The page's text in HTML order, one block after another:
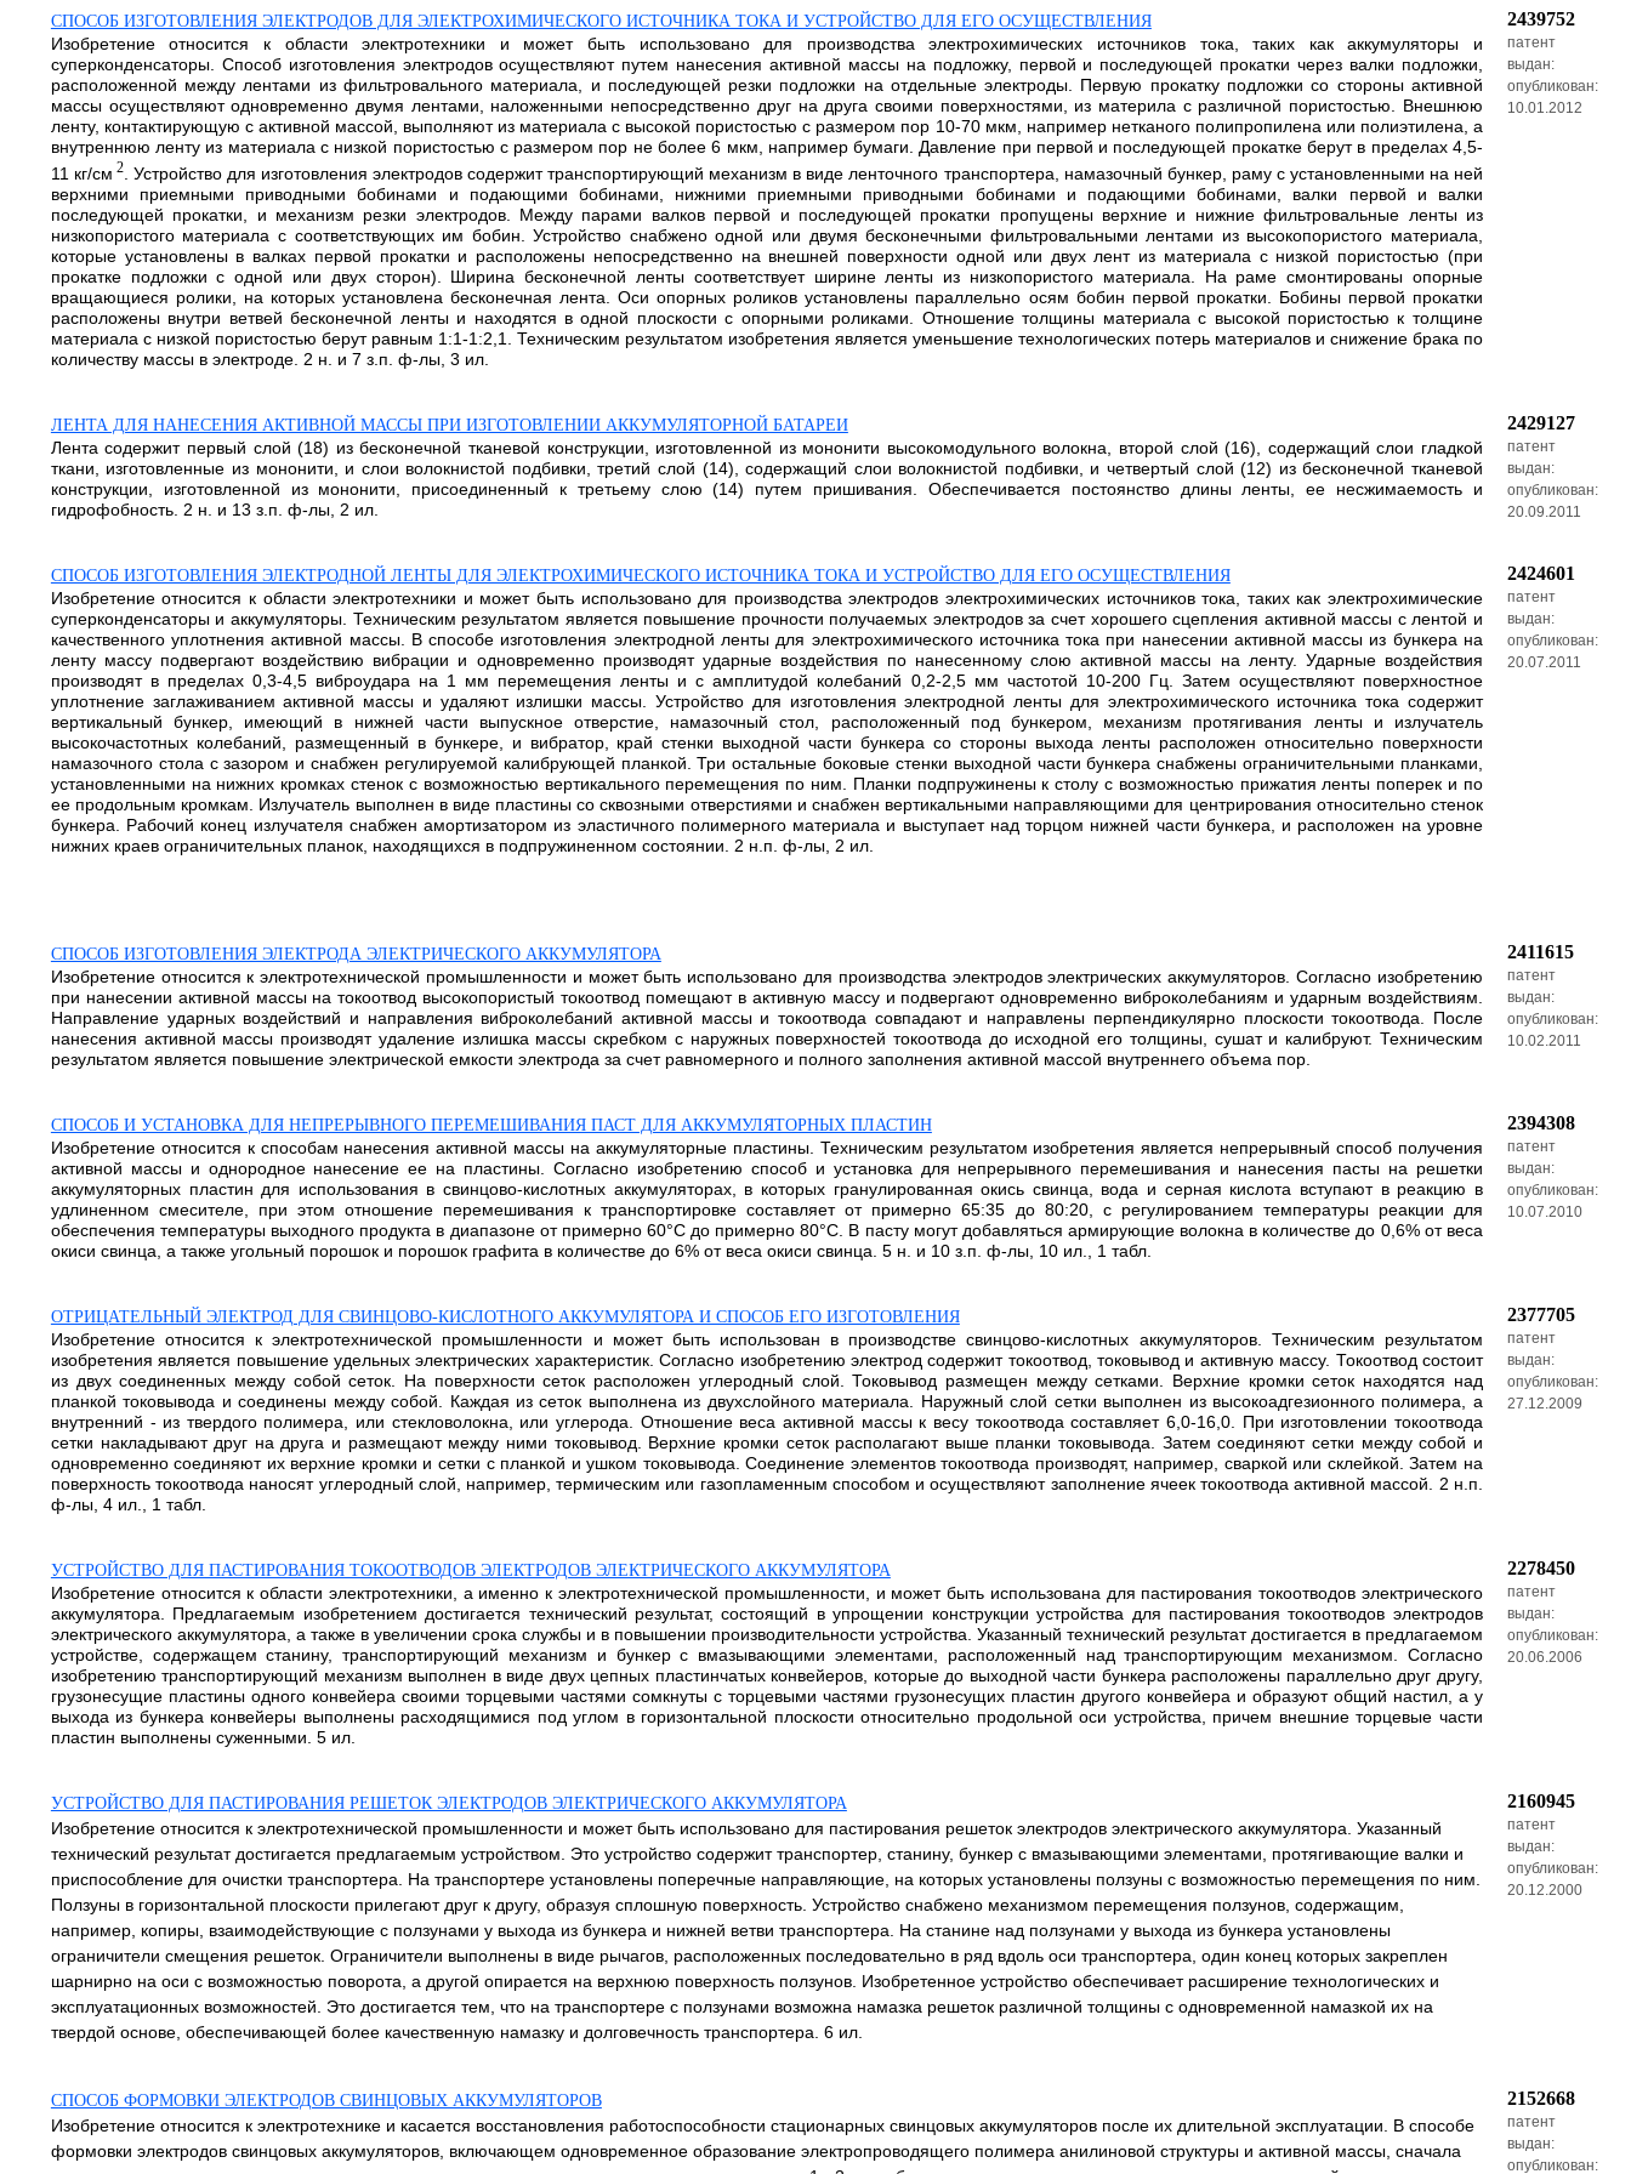
СПОСОБ ИЗГОТОВЛЕНИЯ ЭЛЕКТРОДОВ ДЛЯ ЭЛЕКТРОХИМИЧЕСКОГО ИСТОЧНИКА ТОКА И УСТРОЙСТВО ДЛЯ ЕГО ОСУЩЕСТВЛЕНИЯ
Изобретение относится к области электротехники и может быть использовано для производства электрохимических источников тока, таких как аккумуляторы и
суперконденсаторы. Способ изготовления электродов осуществляют путем нанесения активной массы на подложку, первой и последующей прокатки через валки подложки,
расположенной между лентами из фильтровального материала, и последующей резки подложки на отдельные электроды. Первую прокатку подложки со стороны активной
массы осуществляют одновременно двумя лентами, наложенными непосредственно друг на друга своими поверхностями, из материла с различной пористостью. Внешнюю
ленту, контактирующую с активной массой, выполняют из материала с высокой пористостью с размером пор 10-70 мкм, например нетканого полипропилена или полиэтилена, а
внутреннюю ленту из материала с низкой пористостью с размером пор не более 6 мкм, например бумаги. Давление при первой и последующей прокатке берут в пределах 4,5-
11 кг/см 2
. Устройство для изготовления электродов содержит транспортирующий механизм в виде ленточного транспортера, намазочный бункер, раму с установленными на ней
верхними приемными приводными бобинами и подающими бобинами, нижними приемными приводными бобинами и подающими бобинами, валки первой и валки
последующей прокатки, и механизм резки электродов. Между парами валков первой и последующей прокатки пропущены верхние и нижние фильтровальные ленты из
низкопористого материала с соответствующих им бобин. Устройство снабжено одной или двумя бесконечными фильтровальными лентами из высокопористого материала,
которые установлены в валках первой прокатки и расположены непосредственно на внешней поверхности одной или двух лент из материала с низкой пористостью (при
прокатке подложки с одной или двух сторон). Ширина бесконечной ленты соответствует ширине ленты из низкопористого материала. На раме смонтированы опорные
вращающиеся ролики, на которых установлена бесконечная лента. Оси опорных роликов установлены параллельно осям бобин первой прокатки. Бобины первой прокатки
расположены внутри ветвей бесконечной ленты и находятся в одной плоскости с опорными роликами. Отношение толщины материала с высокой пористостью к толщине
материала с низкой пористостью берут равным 1:1-1:2,1. Техническим результатом изобретения является уменьшение технологических потерь материалов и снижение брака по
количеству массы в электроде. 2 н. и 7 з.п. ф-лы, 3 ил.
2439752
патент
выдан:
опубликован:
10.01.2012
ЛЕНТА ДЛЯ НАНЕСЕНИЯ АКТИВНОЙ МАССЫ ПРИ ИЗГОТОВЛЕНИИ АККУМУЛЯТОРНОЙ БАТАРЕИ
Лента содержит первый слой (18) из бесконечной тканевой конструкции, изготовленной из мононити высокомодульного волокна, второй слой (16), содержащий слои гладкой
ткани, изготовленные из мононити, и слои волокнистой подбивки, третий слой (14), содержащий слои волокнистой подбивки, и четвертый слой (12) из бесконечной тканевой
конструкции, изготовленной из мононити, присоединенный к третьему слою (14) путем пришивания. Обеспечивается постоянство длины ленты, ее несжимаемость и
гидрофобность. 2 н. и 13 з.п. ф-лы, 2 ил.
2429127
патент
выдан:
опубликован:
20.09.2011
СПОСОБ ИЗГОТОВЛЕНИЯ ЭЛЕКТРОДНОЙ ЛЕНТЫ ДЛЯ ЭЛЕКТРОХИМИЧЕСКОГО ИСТОЧНИКА ТОКА И УСТРОЙСТВО ДЛЯ ЕГО ОСУЩЕСТВЛЕНИЯ
Изобретение относится к области электротехники и может быть использовано для производства электродов электрохимических источников тока, таких как электрохимические
суперконденсаторы и аккумуляторы. Техническим результатом является повышение прочности получаемых электродов за счет хорошего сцепления активной массы с лентой и
качественного уплотнения активной массы. В способе изготовления электродной ленты для электрохимического источника тока при нанесении активной массы из бункера на
ленту массу подвергают воздействию вибрации и одновременно производят ударные воздействия по нанесенному слою активной массы на ленту. Ударные воздействия
производят в пределах 0,3-4,5 виброудара на 1 мм перемещения ленты и с амплитудой колебаний 0,2-2,5 мм частотой 10-200 Гц. Затем осуществляют поверхностное
уплотнение заглаживанием активной массы и удаляют излишки массы. Устройство для изготовления электродной ленты для электрохимического источника тока содержит
вертикальный бункер, имеющий в нижней части выпускное отверстие, намазочный стол, расположенный под бункером, механизм протягивания ленты и излучатель
высокочастотных колебаний, размещенный в бункере, и вибратор, край стенки выходной части бункера со стороны выхода ленты расположен относительно поверхности
намазочного стола с зазором и снабжен регулируемой калибрующей планкой. Три остальные боковые стенки выходной части бункера снабжены ограничительными планками,
установленными на нижних кромках стенок с возможностью вертикального перемещения по ним. Планки подпружинены к столу с возможностью прижатия ленты поперек и по
ее продольным кромкам. Излучатель выполнен в виде пластины со сквозными отверстиями и снабжен вертикальными направляющими для центрирования относительно стенок
бункера. Рабочий конец излучателя снабжен амортизатором из эластичного полимерного материала и выступает над торцом нижней части бункера, и расположен на уровне
нижних краев ограничительных планок, находящихся в подпружиненном состоянии. 2 н.п. ф-лы, 2 ил.
2424601
патент
выдан:
опубликован:
20.07.2011
СПОСОБ ИЗГОТОВЛЕНИЯ ЭЛЕКТРОДА ЭЛЕКТРИЧЕСКОГО АККУМУЛЯТОРА
Изобретение относится к электротехнической промышленности и может быть использовано для производства электродов электрических аккумуляторов. Согласно изобретению
при нанесении активной массы на токоотвод высокопористый токоотвод помещают в активную массу и подвергают одновременно виброколебаниям и ударным воздействиям.
Направление ударных воздействий и направления виброколебаний активной массы и токоотвода совпадают и направлены перпендикулярно плоскости токоотвода. После
нанесения активной массы производят удаление излишка массы скребком с наружных поверхностей токоотвода до исходной его толщины, сушат и калибруют. Техническим
результатом является повышение электрической емкости электрода за счет равномерного и полного заполнения активной массой внутреннего объема пор.
2411615
патент
выдан:
опубликован:
10.02.2011
СПОСОБ И УСТАНОВКА ДЛЯ НЕПРЕРЫВНОГО ПЕРЕМЕШИВАНИЯ ПАСТ ДЛЯ АККУМУЛЯТОРНЫХ ПЛАСТИН
Изобретение относится к способам нанесения активной массы на аккумуляторные пластины. Техническим результатом изобретения является непрерывный способ получения
активной массы и однородное нанесение ее на пластины. Согласно изобретению способ и установка для непрерывного перемешивания и нанесения пасты на решетки
аккумуляторных пластин для использования в свинцово-кислотных аккумуляторах, в которых гранулированная окись свинца, вода и серная кислота вступают в реакцию в
удлиненном смесителе, при этом отношение перемешивания к транспортировке составляет от примерно 65:35 до 80:20, с регулированием температуры реакции для
обеспечения температуры выходного продукта в диапазоне от примерно 60°С до примерно 80°С. В пасту могут добавляться армирующие волокна в количестве до 0,6% от веса
окиси свинца, а также угольный порошок и порошок графита в количестве до 6% от веса окиси свинца. 5 н. и 10 з.п. ф-лы, 10 ил., 1 табл.
2394308
патент
выдан:
опубликован:
10.07.2010
ОТРИЦАТЕЛЬНЫЙ ЭЛЕКТРОД ДЛЯ СВИНЦОВО-КИСЛОТНОГО АККУМУЛЯТОРА И СПОСОБ ЕГО ИЗГОТОВЛЕНИЯ
Изобретение относится к электротехнической промышленности и может быть использован в производстве свинцово-кислотных аккумуляторов. Техническим результатом
изобретения является повышение удельных электрических характеристик. Согласно изобретению электрод содержит токоотвод, токовывод и активную массу. Токоотвод состоит
из двух соединенных между собой сеток. На поверхности сеток расположен углеродный слой. Токовывод размещен между сетками. Верхние кромки сеток находятся над
планкой токовывода и соединены между собой. Каждая из сеток выполнена из двухслойного материала. Наружный слой сетки выполнен из высокоадгезионного полимера, а
внутренний - из твердого полимера, или стекловолокна, или углерода. Отношение веса активной массы к весу токоотвода составляет 6,0-16,0. При изготовлении токоотвода
сетки накладывают друг на друга и размещают между ними токовывод. Верхние кромки сеток располагают выше планки токовывода. Затем соединяют сетки между собой и
одновременно соединяют их верхние кромки и сетки с планкой и ушком токовывода. Соединение элементов токоотвода производят, например, сваркой или склейкой. Затем на
поверхность токоотвода наносят углеродный слой, например, термическим или газопламенным способом и осуществляют заполнение ячеек токоотвода активной массой. 2 н.п.
ф-лы, 4 ил., 1 табл.
2377705
патент
выдан:
опубликован:
27.12.2009
УСТРОЙСТВО ДЛЯ ПАСТИРОВАНИЯ ТОКООТВОДОВ ЭЛЕКТРОДОВ ЭЛЕКТРИЧЕСКОГО АККУМУЛЯТОРА
Изобретение относится к области электротехники, а именно к электротехнической промышленности, и может быть использована для пастирования токоотводов электрического
аккумулятора. Предлагаемым изобретением достигается технический результат, состоящий в упрощении конструкции устройства для пастирования токоотводов электродов
электрического аккумулятора, а также в увеличении срока службы и в повышении производительности устройства. Указанный технический результат достигается в предлагаемом
устройстве, содержащем станину, транспортирующий механизм и бункер с вмазывающими элементами, расположенный над транспортирующим механизмом. Согласно
изобретению транспортирующий механизм выполнен в виде двух цепных пластинчатых конвейеров, которые до выходной части бункера расположены параллельно друг другу,
грузонесущие пластины одного конвейера своими торцевыми частями сомкнуты с торцевыми частями грузонесущих пластин другого конвейера и образуют общий настил, а у
выхода из бункера конвейеры выполнены расходящимися под углом в горизонтальной плоскости относительно продольной оси устройства, причем внешние торцевые части
пластин выполнены суженными. 5 ил.
2278450
патент
выдан:
опубликован:
20.06.2006
УСТРОЙСТВО ДЛЯ ПАСТИРОВАНИЯ РЕШЕТОК ЭЛЕКТРОДОВ ЭЛЕКТРИЧЕСКОГО АККУМУЛЯТОРА
Изобретение относится к электротехнической промышленности и может быть использовано для пастирования решеток электродов электрического аккумулятора. Указанный
технический результат достигается предлагаемым устройством. Это устройство содержит транспортер, станину, бункер с вмазывающими элементами, протягивающие валки и
приспособление для очистки транспортера. На транспортере установлены поперечные направляющие, на которых установлены ползуны с возможностью перемещения по ним.
Ползуны в горизонтальной плоскости прилегают друг к другу, образуя сплошную поверхность. Устройство снабжено механизмом перемещения ползунов, содержащим,
например, копиры, взаимодействующие с ползунами у выхода из бункера и нижней ветви транспортера. На станине над ползунами у выхода из бункера установлены
ограничители смещения решеток. Ограничители выполнены в виде рычагов, расположенных последовательно в ряд вдоль оси транспортера, один конец которых закреплен
шарнирно на оси с возможностью поворота, а другой опирается на верхнюю поверхность ползунов. Изобретенное устройство обеспечивает расширение технологических и
эксплуатационных возможностей. Это достигается тем, что на транспортере с ползунами возможна намазка решеток различной толщины с одновременной намазкой их на
твердой основе, обеспечивающей более качественную намазку и долговечность транспортера. 6 ил.
2160945
патент
выдан:
опубликован:
20.12.2000
СПОСОБ ФОРМОВКИ ЭЛЕКТРОДОВ СВИНЦОВЫХ АККУМУЛЯТОРОВ
Изобретение относится к электротехнике и касается восстановления работоспособности стационарных свинцовых аккумуляторов после их длительной эксплуатации. В способе
формовки электродов свинцовых аккумуляторов, включающем одновременное образование электропроводящего полимера анилиновой структуры и активной массы, сначала
2152668
патент
выдан:
опубликован: